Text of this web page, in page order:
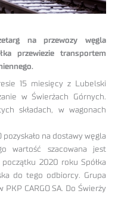
na przewozy węgla
przewiezie transportem
15 miesięcy z Lubelski
w Świerżach Górnych.
składach, w wagonach
na dostawy węgla
wartość szacowana jest
2020 roku Spółka
do tego odbiorcy. Grupa
CARGO SA. Do Świerży